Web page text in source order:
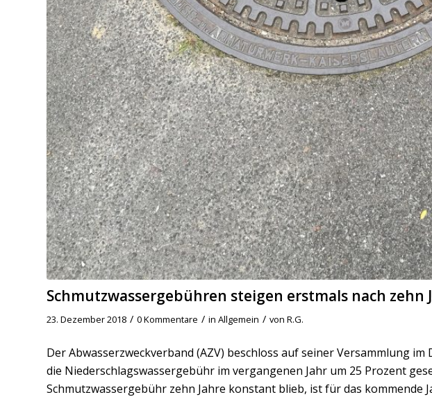
Schmutzwassergebühren steigen erstmals nach zehn
23. Dezember 2018 / 0 Kommentare / in Allgemein / von R.G.
Der Abwasserzweckverband (AZV) beschloss auf seiner Versammlung im
die Niederschlagswassergebühr im vergangenen Jahr um 25 Prozent
Schmutzwassergebühr zehn Jahre konstant blieb, ist für das kommende